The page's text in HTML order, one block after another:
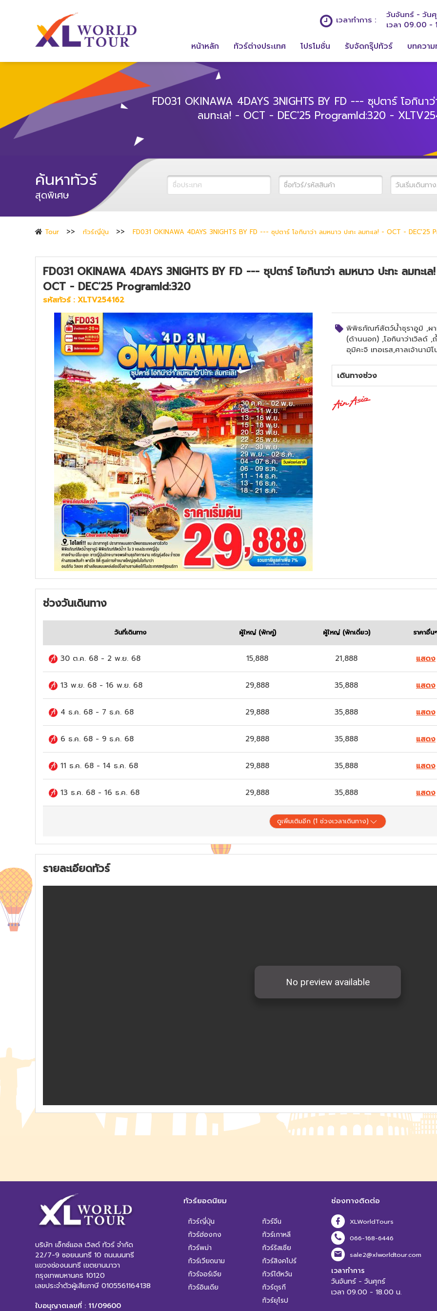
เวลาทำการ :
วันจันทร์ - วัน
เวลา 09.00 -
หน้าหลัก ทัวร์ต่างประเทศ โปรโมชั่น รับจัดกรุ๊ปทัวร์ บทควา
FD031 OKINAWA 4DAYS 3NIGHTS BY FD --- ซุปตาร์ โอกินา
ลมทะเล! - OCT - DEC'25 ProgramId:320 -
ค้นหาทัวร์
สุดพิเศษ
Tour ทัวร์ญี่ปุ่น FD031 OKINAWA 4DAYS 3NIGHTS BY FD --- ซุปตาร์ โอกินาว่า ลมหนาว ปะทะ ลมทะเล! - OCT - DEC'25
FD031 OKINAWA 4DAYS 3NIGHTS BY FD --- ซุปตาร์ โอกินาว่า ลมหนาว ปะทะ ลมทะเ
OCT - DEC'25 ProgramId:320
รหัสทัวร์ : XLTV254162
พิพิธภัณฑ์สัตว์น้ำชุราอูมิ ,ผา
(ด้านนอก) ,โอกินาว่าเวิลด์ ,
อุมิคะจิ เทอเรส,ศาลเจ้านา
เดินทางช่วง
ช่วงวันเดินทาง
วันที่เดินทาง ผู้ใหญ่ (พักคู่) ผู้ใหญ่ (พักเดี่ยว) ราคาอื่น
30 ต.ค. 68 - 2 พ.ย. 68 15,888 21,888 แสดง
13 พ.ย. 68 - 16 พ.ย. 68 29,888 35,888 แสดง
4 ธ.ค. 68 - 7 ธ.ค. 68 29,888 35,888 แสดง
6 ธ.ค. 68 - 9 ธ.ค. 68 29,888 35,888 แสดง
11 ธ.ค. 68 - 14 ธ.ค. 68 29,888 35,888 แสดง
13 ธ.ค. 68 - 16 ธ.ค. 68 29,888 35,888 แสดง
ดูเพิ่มเติมอีก (1 ช่วงเวลาเดินทาง)
รายละเอียดทัวร์
บริษัท เอ็กซ์แอล เวิลด์ ทัวร์ จำกัด
22/7-9 ซอยนนทรี 10 ถนนนนทรี
แขวงช่องนนทรี เขตยานนาวา
กรุงเทพมหานคร 10120
เลขประจำตัวผู้เสียภาษี 0105561164138
ใบอนุญาตเลขที่ : 11/09600
ทัวร์ยอดนิยม
ทัวร์ญี่ปุ่น
ทัวร์ฮ่องกง
ทัวร์พม่า
ทัวร์เวียดนาม
ทัวร์จอร์เจีย
ทัวร์อินเดีย
ทัวร์จีน
ทัวร์เกาหลี
ทัวร์รัสเซีย
ทัวร์สิงคโปร์
ทัวร์ไต้หวัน
ทัวร์ตุรกี
ทัวร์ยุโรป
ช่องทางติดต่อ
XLWorldTours
066-168-6446
sale2@xlworldtour.com
เวลาทำการ
วันจันทร์ - วันศุกร์
เวลา 09.00 - 18.00 น.